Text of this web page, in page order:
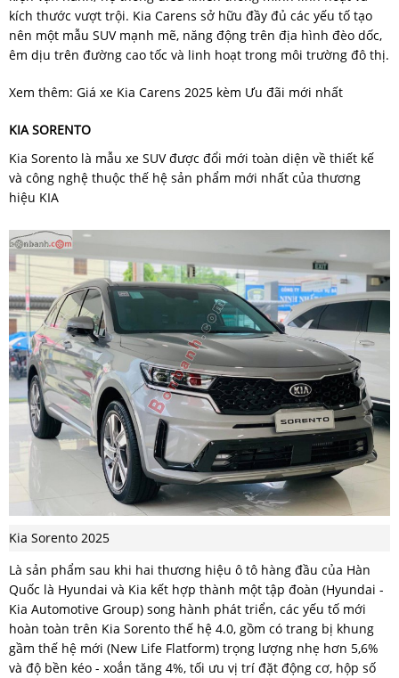
kích thước vượt trội. Kia Carens sở hữu đầy đủ các yếu tố tạo
nên một mẫu SUV mạnh mẽ, năng động trên địa hình đèo dốc,
êm dịu trên đường cao tốc và linh hoạt trong môi trường đô thị.
Xem thêm: Giá xe Kia Carens 2025 kèm Ưu đãi mới nhất
KIA SORENTO
Kia Sorento là mẫu xe SUV được đổi mới toàn diện về thiết kế
và công nghệ thuộc thế hệ sản phẩm mới nhất của thương
hiệu KIA
Kia Sorento 2025
Là sản phẩm sau khi hai thương hiệu ô tô hàng đầu của Hàn
Quốc là Hyundai và Kia kết hợp thành một tập đoàn (Hyundai -
Kia Automotive Group) song hành phát triển, các yếu tố mới
hoàn toàn trên Kia Sorento thế hệ 4.0, gồm có trang bị khung
gầm thế hệ mới (New Life Flatform) trọng lượng nhẹ hơn 5,6%
và độ bền kéo - xoắn tăng 4%, tối ưu vị trí đặt động cơ, hộp số